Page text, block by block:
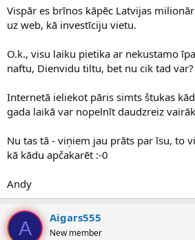
Vispār es brīnos kāpēc Latvijas
uz web, kā investīciju vietu.
O.k., visu laiku pietika ar nekustamo
naftu, Dienvidu tiltu, bet nu cik tad var?
Internetā ieliekot pāris simts štukas
gada laikā var nopelnīt daudzreiz
Nu tas tā - viņiem jau prāts par īsu, to
kā kādu apčakarēt :-0
Andy
A Aigars555
New member